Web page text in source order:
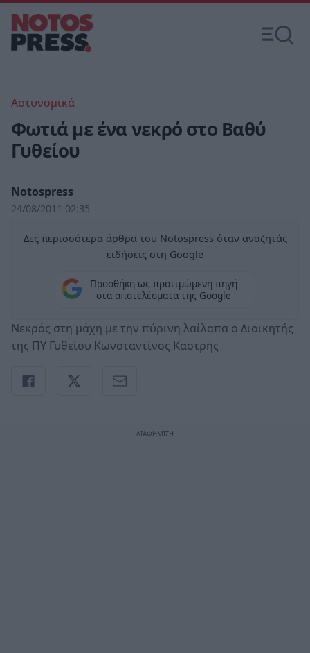
Αστυνομικά
Φωτιά με ένα νεκρό στο Βαθύ
Γυθείου
Notospress
24/08/2011 02:35
Δες περισσότερα άρθρα του Notospress όταν αναζητάς
ειδήσεις στη Google
Προσθήκη ως προτιμώμενη πηγή
στα αποτελέσματα της Google
Νεκρός στη μάχη με την πύρινη λαίλαπα ο Διοικητής
της ΠΥ Γυθείου Κωνσταντίνος Καστρής